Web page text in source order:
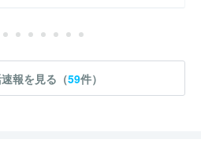
報を見る（59件）